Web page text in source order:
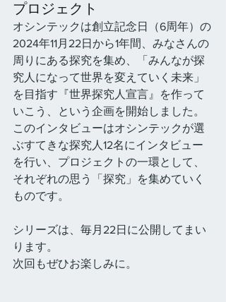
プロジェクト
オシンテックは創立記念日（6周年）の
2024年11月22日から1年間、みなさんの
周りにある探究を集め、「みんなが探
究人になって世界を変えていく未来」
を目指す『世界探究人宣言』を作って
いこう、という企画を開始しました。
このインタビューはオシンテックが選
ぶすてきな探究人12名にインタビュー
を行い、プロジェクトの一環として、
それぞれの思う「探究」を集めていく
ものです。
シリーズは、毎月22日に公開してまい
ります。
次回もぜひお楽しみに。